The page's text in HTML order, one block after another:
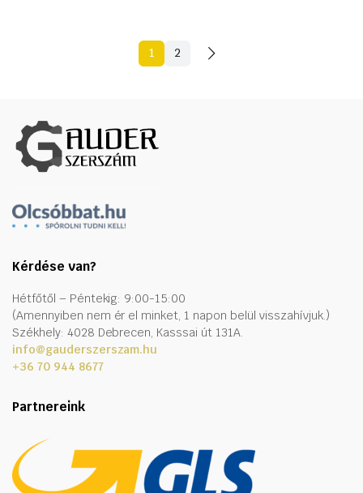
1 2
Kérdése van?
Hétfőtől – Péntekig: 9:00-15:00
(Amennyiben nem ér el minket, 1 napon belül visszahívjuk.)
Székhely: 4028 Debrecen, Kasssai út 131A.
info@gauderszerszam.hu
+36 70 944 8677
Partnereink